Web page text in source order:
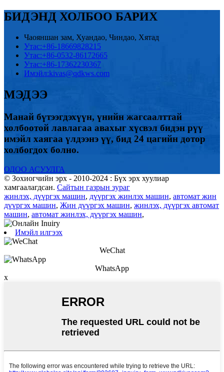
БИДЭНД ХОЛБОО БАРИХ
Чаояншан зам, Хуандао, Чиндао, Хятад
Утас:+86-18669828215
Утас:+86-0532-86172665
Утас:+86-17362230367
Имэйл:kivas@qdkws.com
МЭДЭЭ
Манай бүтээгдэхүүн, үнийн жагсаалттай
холбоотой лавлагаа авахыг хүсвэл бидэн рүү
имэйл хаягаа үлдээнэ үү, бид 24 цагийн дотор
холбогдох болно.
ОДОО АСУУЛГА
© Зохиогчийн эрх - 2010-2024 : Бүх эрх хуулиар
хамгаалагдсан. Сайтын газрын зураг
жинлэх, дүүргэх машин, дүүргэх жинлэх машин, автомат жин
дүүргэх машин, Жин дүүргэх машин, жинлэх, дүүргэх автомат
машин, автомат жинлэх, дүүргэх машин,
Имэйл илгээх
WeChat
WhatsApp
x